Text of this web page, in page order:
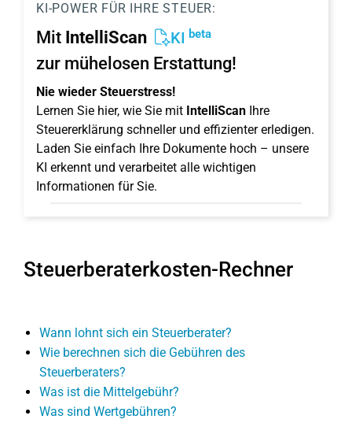
KI-POWER FÜR IHRE STEUER:
Mit IntelliScan KI beta
zur mühelosen Erstattung!
Nie wieder Steuerstress!
Lernen Sie hier, wie Sie mit IntelliScan Ihre
Steuererklärung schneller und effizienter erledigen.
Laden Sie einfach Ihre Dokumente hoch – unsere
KI erkennt und verarbeitet alle wichtigen
Informationen für Sie.
Steuerberaterkosten-Rechner
Wann lohnt sich ein Steuerberater?
Wie berechnen sich die Gebühren des
Steuerberaters?
Was ist die Mittelgebühr?
Was sind Wertgebühren?